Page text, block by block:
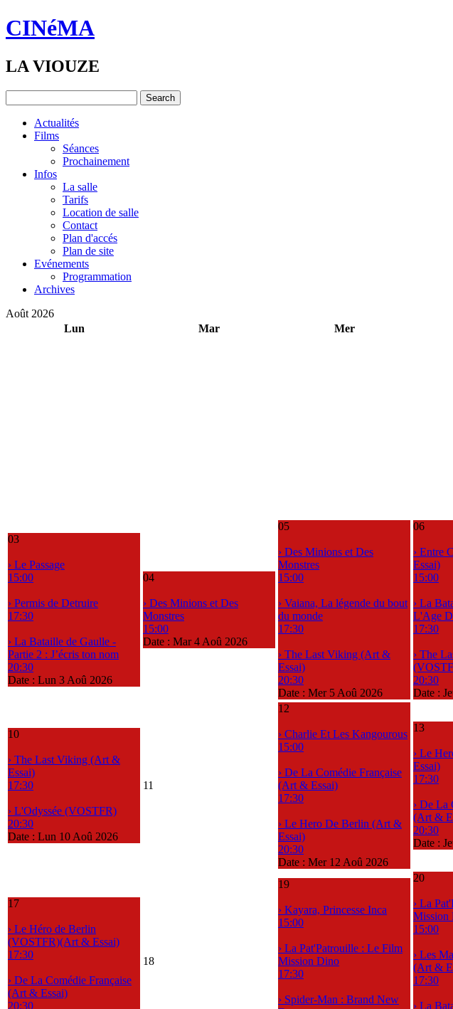
CINéMA
LA VIOUZE
Actualités
Films
Séances
Prochainement
Infos
La salle
Tarifs
Location de salle
Contact
Plan d'accés
Plan de site
Evénements
Programmation
Archives
Août 2026
Lun
Mar Mer
03
› Le Passage
15:00
› Permis de Detruire
17:30
› La Bataille de Gaulle -
Partie 2 : J’écris ton nom
20:30
Date : Lun 3 Aoû 2026
04
› Des Minions et Des
Monstres
15:00
Date : Mar 4 Aoû 2026
05
› Des Minions et Des
Monstres
15:00
› Vaiana, La légende du bout
du monde
17:30
› The Last Viking (Art &
Essai)
20:30
Date : Mer 5 Aoû 2026
06
› Entre
Essai)
15:00
› La
L'Age
17:30
› The
20:30
Date :
10
› The Last Viking (Art &
Essai)
17:30
› L'Odyssée (VOSTFR)
20:30
Date : Lun 10 Aoû 2026
11
12
› Charlie Et Les Kangourous
15:00
› De La Comédie Française
(Art & Essai)
17:30
› Le Hero De Berlin (Art &
Essai)
20:30
Date : Mer 12 Aoû 2026
13
› Le
Essai)
17:30
› De La
(Art &
20:30
Date :
17
› Le Héro de Berlin
(VOSTFR)(Art & Essai)
17:30
› De La Comédie Française
(Art & Essai)
20:30
18
19
› Kayara, Princesse Inca
15:00
› La Pat'Patrouille : Le Film
Mission Dino
17:30
› Spider-Man : Brand New
20
› La
Mission
15:00
› Les
(Art &
17:30
› La